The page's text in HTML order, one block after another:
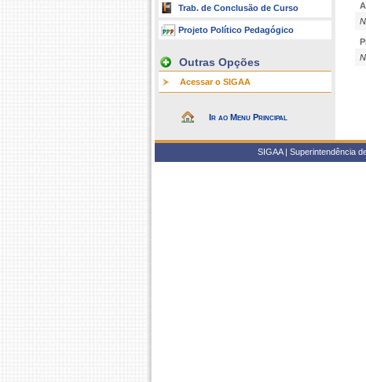
Trab. de Conclusão de Curso
Projeto Político Pedagógico
Outras Opções
Acessar o SIGAA
Ir ao Menu Principal
SIGAA | Superintendência